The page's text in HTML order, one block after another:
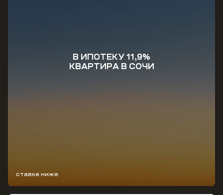
В ИПОТЕКУ 11,9%
КВАРТИРА В СОЧИ
ставка ниже